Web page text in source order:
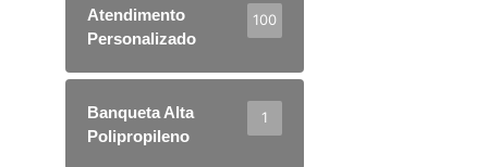
Atendimento
Personalizado
100
Banqueta Alta
Polipropileno
1